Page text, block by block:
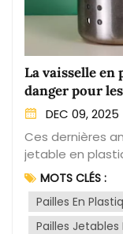
La vaisselle en
danger pour
DEC 09, 2025
Ces dernières
jetable en
raison de sa
pique-niques
quotidien,
plastique sont
MOTS CLÉS :
Pailles En
Pailles